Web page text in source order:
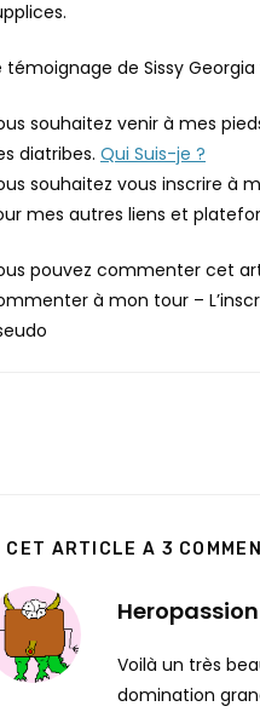
témoignage de Sissy
souhaitez venir à mes
diatribes. Qui Suis-je ?
souhaitez vous inscrire à
mes autres liens et
pouvez commenter cet
à mon tour –
CET ARTICLE A 3
Heropassion
Voilà un très
domination